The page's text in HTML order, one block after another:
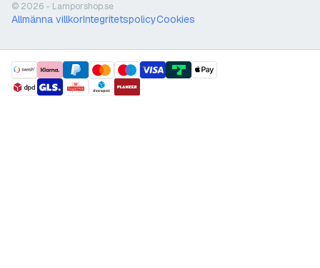
© 2026 - Lamporshop.se
Allmänna villkorIntegritetspolicyCookies
payment methods
shipment methods